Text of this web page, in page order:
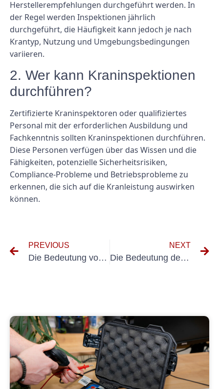
Herstellerempfehlungen durchgeführt werden. In
der Regel werden Inspektionen jährlich
durchgeführt, die Häufigkeit kann jedoch je nach
Krantyp, Nutzung und Umgebungsbedingungen
variieren.
2. Wer kann Kraninspektionen
durchführen?
Zertifizierte Kraninspektoren oder qualifiziertes
Personal mit der erforderlichen Ausbildung und
Fachkenntnis sollten Kraninspektionen durchführen.
Diese Personen verfügen über das Wissen und die
Fähigkeiten, potenzielle Sicherheitsrisiken,
Compliance-Probleme und Betriebsprobleme zu
erkennen, die sich auf die Kranleistung auswirken
können.
PREVIOUS
Die Bedeutung von UVV D29 für die Sicherheit am Arbeitsplatz verstehen
NEXT
Die Bedeutung der Sichtprüfungen nach DIN VDE 0701 und 0702 verstehen